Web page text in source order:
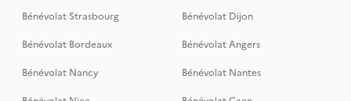
Bénévolat Strasbourg
Bénévolat Dijon
Bénévolat Bordeaux
Bénévolat Angers
Bénévolat Nancy
Bénévolat Nantes